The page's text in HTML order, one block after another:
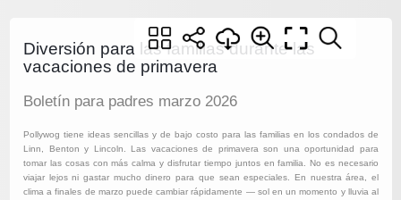
Diversión para las familias durante las
vacaciones de primavera
Boletín para padres marzo 2026
Pollywog tiene ideas sencillas y de bajo costo para las familias en los condados de
Linn, Benton y Lincoln. Las vacaciones de primavera son una oportunidad para
tomar las cosas con más calma y disfrutar tiempo juntos en familia. No es necesario
viajar lejos ni gastar mucho dinero para que sean especiales. En nuestra área, el
clima a finales de marzo puede cambiar rápidamente — sol en un momento y lluvia al